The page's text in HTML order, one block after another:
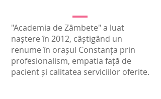
"Academia de Zâmbete" a luat
naștere în 2012, câștigând un
renume în orașul Constanța prin
profesionalism, empatia față de
pacient și calitatea serviciilor oferite.